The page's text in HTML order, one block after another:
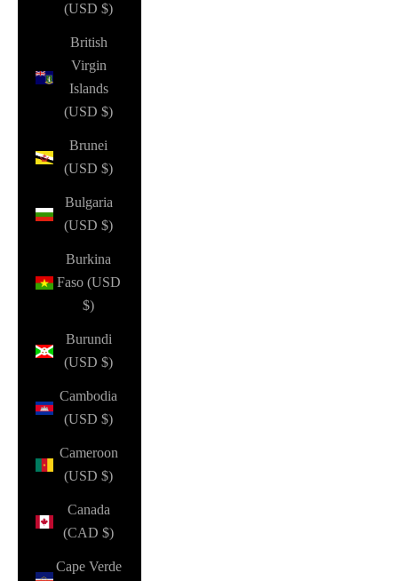
(USD $)
British
Virgin
Islands
(USD $)
Brunei
(USD $)
Bulgaria
(USD $)
Burkina
Faso (USD
$)
Burundi
(USD $)
Cambodia
(USD $)
Cameroon
(USD $)
Canada
(CAD $)
Cape Verde